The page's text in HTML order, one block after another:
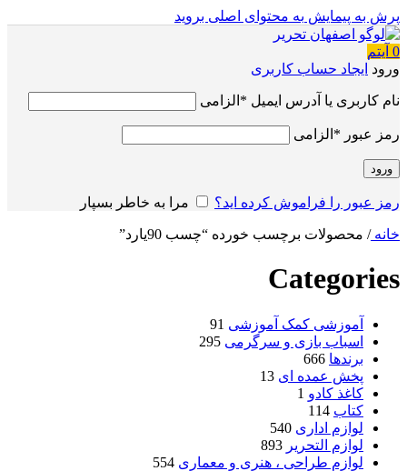
پرش به پیمایش به محتوای اصلی بروید
0 آیتم
ورود ایجاد حساب کاربری
نام کاربری یا آدرس ایمیل * الزامی
رمز عبور * الزامی
ورود
رمز عبور را فراموش کرده اید؟ مرا به خاطر بسپار
خانه/ محصولات برچسب خورده “چسب 90یارد”
Categories
آموزشی کمک آموزشی 91
اسباب بازی و سرگرمی 295
برندها 666
پخش عمده ای 13
کاغذ کادو 1
کتاب 114
لوازم اداری 540
لوازم التحریر 893
لوازم طراحی ، هنری و معماری 554